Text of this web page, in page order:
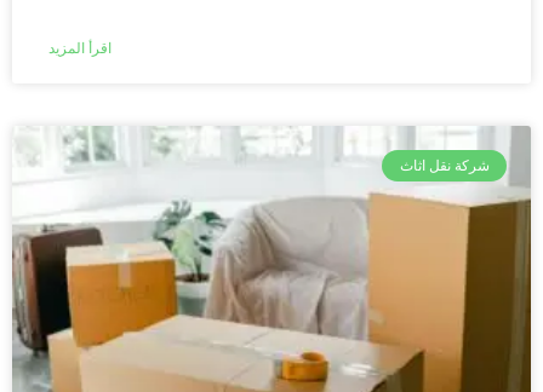
اقرأ المزيد
شركة نقل اثاث